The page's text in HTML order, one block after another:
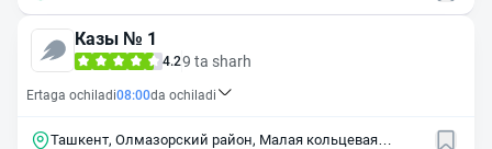
Казы № 1
4.29 ta sharh
Ertaga ochiladi08:00da ochiladi
Ташкент, Олмазорский район, Малая кольцевая